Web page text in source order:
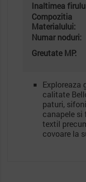
Inaltimea
Compozitia
Materialului:
Numar noduri:
Greutate MP:
Exploreaza
calitate
paturi,
canapele si
textil
covoare la